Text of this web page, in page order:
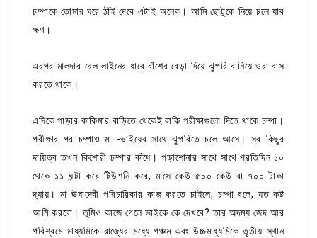
চম্পাকে তোমার ঘরে ঠাঁই দেবে এটাই অনেক। আমি ছোটুকে নিয়ে চলে যাব
ক্ষণ।
এরপর মালদার রেল লাইনের ধারে বাঁশের বেড়া দিয়ে ঝুপরি বানিয়ে ওরা বাস
করতে থাকে।
এদিকে পাড়ার কাকিমার বাড়িতে থেকেই বাকি পরীক্ষাগুলো দিতে থাকে চম্পা।
পরীক্ষার পর চম্পাও মা -ভাইয়ের সাথে ঝুপরিতে চলে আসে। সব কিছুর
দায়িত্ব তখন কিশোরী চম্পার কাঁধে। পড়াশোনার সাথে সাথে প্রতিদিন ১০
থেকে ১১ ঘন্টা করে টিউশনি করে, মাসে কেউ ৫০০ কেউ বা ৭০০ টাকা
দ্যায়। মা ঊষাদেবী পরিচারিকার কাজ করতে চাইলে, চম্পা বলে, যত কষ্ট
আমি করবো। তুমিও কাজে গেলে ভাইকে কে দেখবে? তার অদম্য জেদ আর
পরিশ্রমে মাধ্যমিকে রাজ্যের মধ্যে পঞ্চম এবং উচ্চমাধ্যমিকে তৃতীয় স্থান